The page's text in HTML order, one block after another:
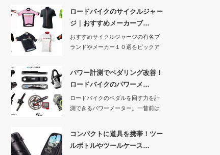
ロードバイクのサイクルジャー
ジ｜おすすめメーカーブ…
おすすめサイクルジャージの有名ブ
ランドやメーカー１０選をピックア
パワー計測でペダリング改善！
ロードバイクのパワーメ…
ロードバイクのペダルを回す力を計
測できるパワーメーター。一昔前は
コンパクトに道具を携帯！ツー
ルボトルやツールケース…